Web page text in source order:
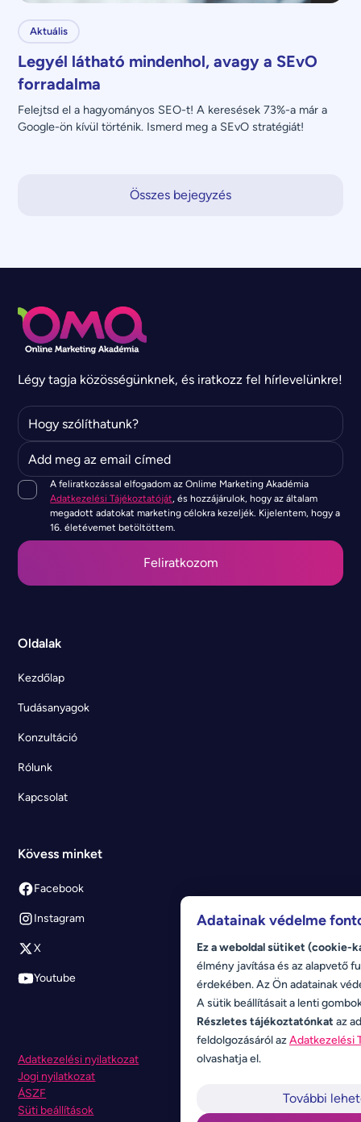
Aktuális
Legyél látható mindenhol, avagy a SEvO
forradalma
Felejtsd el a hagyományos SEO-t! A keresések 73%-a már a
Google-ön kívül történik. Ismerd meg a SEvO stratégiát!
Összes bejegyzés
Légy tagja közösségünknek, és iratkozz fel hírlevelünkre!
A feliratkozással elfogadom az Onlime Marketing Akadémia
Adatkezelési Tájékoztatóját, és hozzájárulok, hogy az általam
megadott adatokat marketing célokra kezeljék. Kijelentem, hogy a
16. életévemet betöltöttem.
Oldalak
Kezdőlap
Tudásanyagok
Konzultáció
Rólunk
Kapcsolat
Kövess minket
Facebook
Instagram
X
Youtube
Adatkezelési nyilatkozat
Jogi nyilatkozat
ÁSZF
Süti beállítások
Adatainak védelme
Ez a weboldal sütiket (cookie-
élmény javítása és az alapvető
érdekében. Az Ön adatainak
A sütik beállításait a lenti
Részletes tájékoztatónkat az
feldolgozásáról azAdatkezelési
olvashatja el.
További